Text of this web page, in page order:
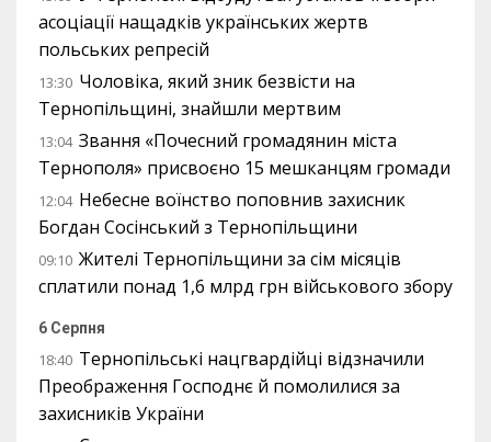
асоціації нащадків українських жертв
польських репресій
13:30 Чоловіка, який зник безвісти на
Тернопільщині, знайшли мертвим
13:04 Звання «Почесний громадянин міста
Тернополя» присвоєно 15 мешканцям громади
12:04 Небесне воїнство поповнив захисник
Богдан Сосінський з Тернопільщини
09:10 Жителі Тернопільщини за сім місяців
сплатили понад 1,6 млрд грн військового збору
6 Серпня
18:40 Тернопільські нацгвардійці відзначили
Преображення Господнє й помолилися за
захисників України